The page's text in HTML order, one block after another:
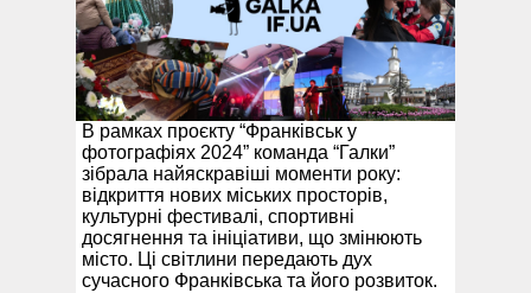
В рамках проєкту “Франківськ у
фотографіях 2024” команда “Галки”
зібрала найяскравіші моменти року:
відкриття нових міських просторів,
культурні фестивалі, спортивні
досягнення та ініціативи, що змінюють
місто. Ці світлини передають дух
сучасного Франківська та його розвиток.